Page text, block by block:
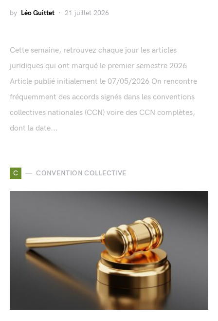
by Léo Guittet 21 juillet 2026
Cette semaine, retrouvez chaque jour les articles
juridiques qui ont marqué le premier semestre 2026
Article publié initialement le 07/05/2026 On rencontre
fréquemment des accords signés dans les conventions
collectives nationales (CCN) voire des CCN complètes,
dont la date...
C CONVENTION COLLECTIVE